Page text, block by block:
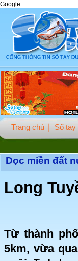
Google+
Trang chủ Sổ tay
Dọc miền đất
Long
Từ thành
5km, vừa